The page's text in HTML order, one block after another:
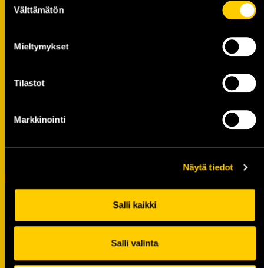
valinta
Välttämätön
Mieltymykset
Tilastot
Markkinointi
Näytä tiedot
Salli kaikki
Salli valinta
05.08.
Tule pelaamaan hyvän asian puolesta –
hyväntekeväisyystapahtuma to 27.8.
04.08.
tarjoushintaan ja tuet KalPan
harjoitusotteluiden liput nyt myynnissä!